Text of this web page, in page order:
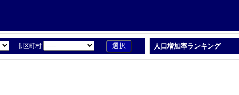
市区町村 人口増加率ランキング